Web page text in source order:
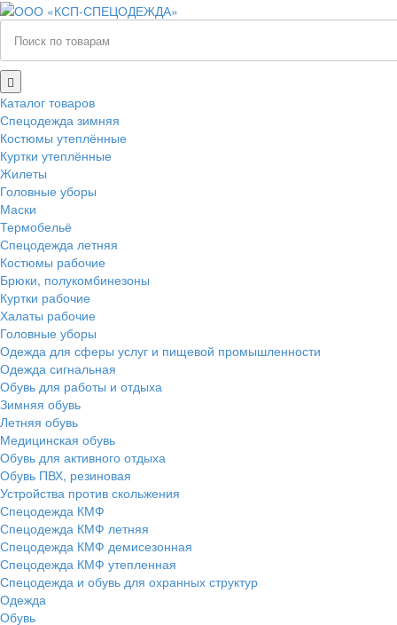
Каталог товаров
Спецодежда зимняя
Костюмы утеплённые
Куртки утеплённые
Жилеты
Головные уборы
Маски
Термобельё
Спецодежда летняя
Костюмы рабочие
Брюки, полукомбинезоны
Куртки рабочие
Халаты рабочие
Головные уборы
Одежда для сферы услуг и пищевой промышленности
Одежда сигнальная
Обувь для работы и отдыха
Зимняя обувь
Летняя обувь
Медицинская обувь
Обувь для активного отдыха
Обувь ПВХ, резиновая
Устройства против скольжения
Спецодежда КМФ
Спецодежда КМФ летняя
Спецодежда КМФ демисезонная
Спецодежда КМФ утепленная
Спецодежда и обувь для охранных структур
Одежда
Обувь